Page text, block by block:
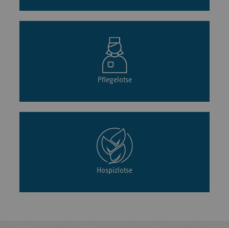
Pflegelotse
Hospizlotse